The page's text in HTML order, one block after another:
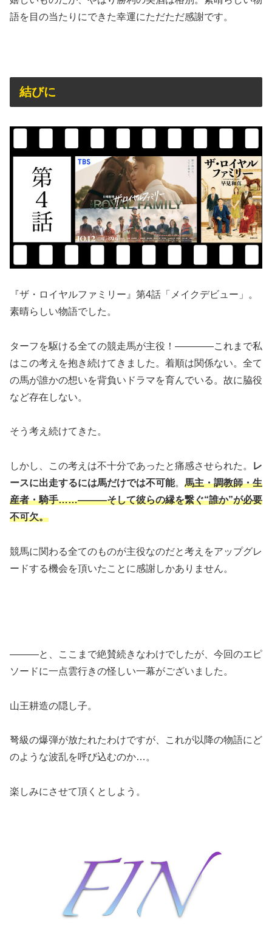
語を目の当たりにできた幸運にただただ感謝です。
結びに
『ザ・ロイヤルファミリー』第4話「メイクデビュー」。
素晴らしい物語でした。
ターフを駆ける全ての競走馬が主役！――――これまで私
はこの考えを抱き続けてきました。着順は関係ない。全て
の馬が誰かの想いを背負いドラマを育んでいる。故に脇役
など存在しない。
そう考え続けてきた。
しかし、この考えは不十分であったと痛感させられた。
レ
ースに出走するには馬だけでは不可能。 馬主・調教師・生
産者・騎手……―――そして彼らの縁を繋ぐ“誰か”が必要
不可欠。
競馬に関わる全てのものが主役なのだと考えをアップグレ
ードする機会を頂いたことに感謝しかありません。
―――と、ここまで絶賛続きなわけでしたが、今回のエピ
ソードに一点雲行きの怪しい一幕がございました。
山王耕造の隠し子。
弩級の爆弾が放たれたわけですが、これが以降の物語にど
のような波乱を呼び込むのか…。
楽しみにさせて頂くとしよう。